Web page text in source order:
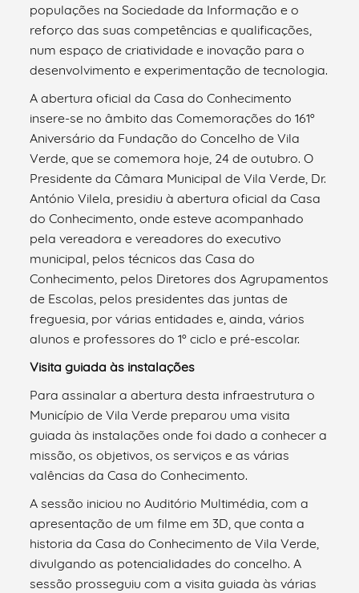
populações na Sociedade da Informação e o
reforço das suas competências e qualificações,
num espaço de criatividade e inovação para o
desenvolvimento e experimentação de tecnologia.
A abertura oficial da Casa do Conhecimento
insere-se no âmbito das Comemorações do 161º
Aniversário da Fundação do Concelho de Vila
Verde, que se comemora hoje, 24 de outubro. O
Presidente da Câmara Municipal de Vila Verde, Dr.
António Vilela, presidiu à abertura oficial da Casa
do Conhecimento, onde esteve acompanhado
pela vereadora e vereadores do executivo
municipal, pelos técnicos das Casa do
Conhecimento, pelos Diretores dos Agrupamentos
de Escolas, pelos presidentes das juntas de
freguesia, por várias entidades e, ainda, vários
alunos e professores do 1º ciclo e pré-escolar.
Visita guiada às instalações
Para assinalar a abertura desta infraestrutura o
Município de Vila Verde preparou uma visita
guiada às instalações onde foi dado a conhecer a
missão, os objetivos, os serviços e as várias
valências da Casa do Conhecimento.
A sessão iniciou no Auditório Multimédia, com a
apresentação de um filme em 3D, que conta a
historia da Casa do Conhecimento de Vila Verde,
divulgando as potencialidades do concelho. A
sessão prosseguiu com a visita guiada às várias